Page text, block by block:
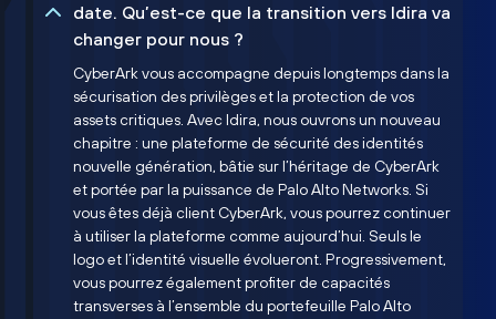
date. Qu’est-ce que la transition vers Idira va
changer pour nous ?
CyberArk vous accompagne depuis longtemps dans la
sécurisation des privilèges et la protection de vos
assets critiques. Avec Idira, nous ouvrons un nouveau
chapitre : une plateforme de sécurité des identités
nouvelle génération, bâtie sur l’héritage de CyberArk
et portée par la puissance de Palo Alto Networks. Si
vous êtes déjà client CyberArk, vous pourrez continuer
à utiliser la plateforme comme aujourd’hui. Seuls le
logo et l’identité visuelle évolueront. Progressivement,
vous pourrez également profiter de capacités
transverses à l’ensemble du portefeuille Palo Alto